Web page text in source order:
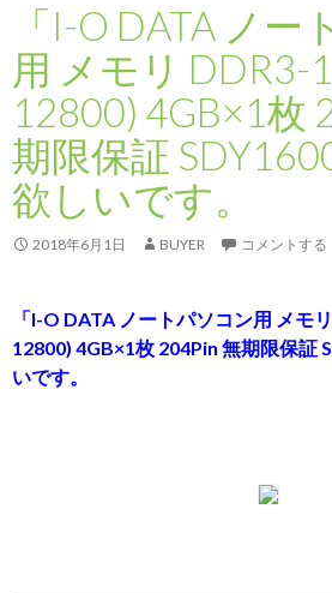
「I-O DATA ノー
用 メモリ DDR3-
12800) 4GB×1枚
期限保証
欲しいです。
2018年6月1日 BUYER コメントする
「I-O DATA ノートパソコン用 メモ
12800) 4GB×1枚 204Pin 無期限保証
いです。